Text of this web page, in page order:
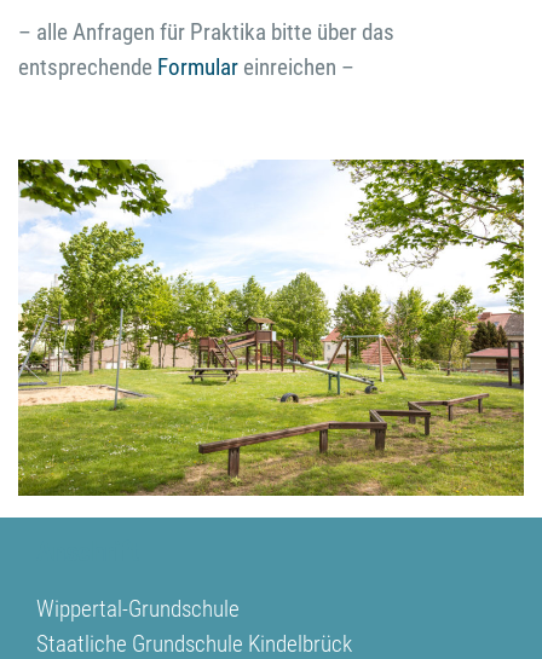
– alle Anfragen für Praktika bitte über das
entsprechende Formular einreichen –
Wippertal-Grundschule
Staatliche Grundschule Kindelbrück